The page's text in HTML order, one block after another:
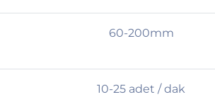
60-200mm
10-25 adet / dak